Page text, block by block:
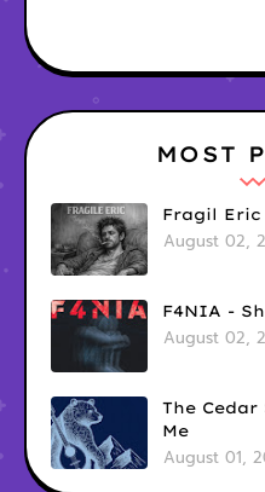
MOST
Fragil
August 02,
F4NIA -
August 02,
The
Me
August 01,